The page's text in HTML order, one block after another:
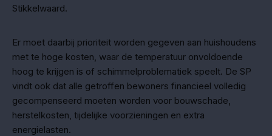
Stikkelwaard.
Er moet daarbij prioriteit worden gegeven aan huishoudens
met te hoge kosten, waar de temperatuur onvoldoende
hoog te krijgen is of schimmelproblematiek speelt. De SP
vindt ook dat alle getroffen bewoners financieel volledig
gecompenseerd moeten worden voor bouwschade,
herstelkosten, tijdelijke voorzieningen en extra
energielasten.